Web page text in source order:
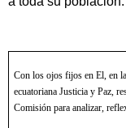
Con los ojos fijos en El, en
ecuatoriana Justicia y Paz,
Comisión para analizar,